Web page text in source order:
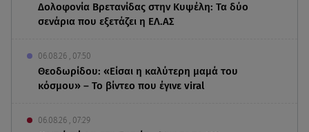
Δολοφονία Βρετανίδας στην Κυψέλη: Τα δύο
σενάρια που εξετάζει η ΕΛ.ΑΣ
06.08.26 , 07:50
Θεοδωρίδου: «Είσαι η καλύτερη μαμά του
κόσμου» – Το βίντεο που έγινε viral
06.08.26 , 07:29